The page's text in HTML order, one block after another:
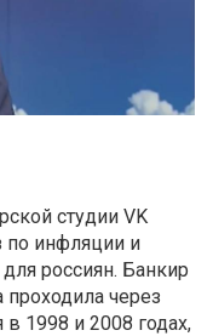
студии VK
инфляции и
россиян. Банкир
проходила через
1998 и 2008 годах,